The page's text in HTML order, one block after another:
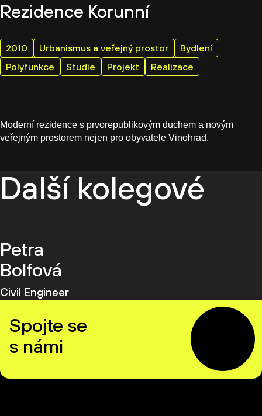
Rezidence Korunní
2010 Urbanismus a veřejný prostor
Bydlení
Polyfunkce
Studie Projekt Realizace
Moderní rezidence s prvorepublikovým duchem a novým
veřejným prostorem nejen pro obyvatele Vinohrad.
Další kolegové
Petra
Bolfová
Civil Engineer
Spojte se
s námi